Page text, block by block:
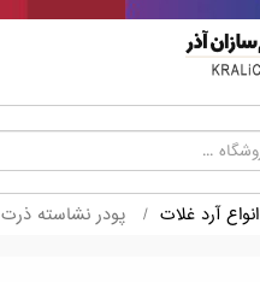
انواع آرد غلات پودر نشاسته ذرت 500 گرمی